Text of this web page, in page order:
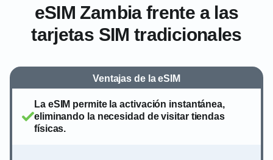
eSIM Zambia frente a las
tarjetas SIM tradicionales
Ventajas de la eSIM
La eSIM permite la activación instantánea,
eliminando la necesidad de visitar tiendas
físicas.